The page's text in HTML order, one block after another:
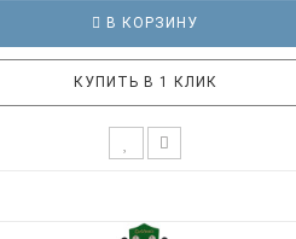
В КОРЗИНУ
КУПИТЬ В 1 КЛИК
города и оказаться на теплом песке у